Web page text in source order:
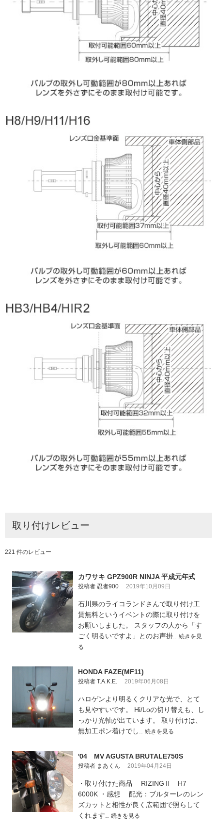
取り付けレビュー
221 件のレビュー
カワサキ GPZ900R NINJA 平成元年式
投稿者 忍者900 2019年10月09日
石川県のライコランドさんで取り付け工
賃無料というイベントの際に取り付けを
お願いしました。 スタッフの人から「す
ごく明るいですよ」とのお声掛.. 続きを見
る
HONDA FAZE(MF11)
投稿者 T.A.K.E. 2019年06月08日
ハロゲンより明るくクリアな光で、とて
も見やすいです。 Hi/Loの切り替えも、し
っかり光軸が出ています。 取り付けは、
無加工ポン着けでし.. 続きを見る
'04 MV AGUSTA BRUTALE750S
投稿者 まあくん 2019年04月24日
・取り付けた商品 RIZINGⅡ H7
6000K ・感想 配光：ブルターレのレン
ズカットと相性が良く広範囲で照らして
くれます.. 続きを見る